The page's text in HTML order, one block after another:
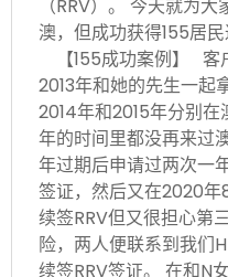
（RRV）。 今天就为
澳，但成功获得155居
【155成功案例】 客
2013年和她的先生一起
2014年和2015年分别
年的时间里都没再来过
年过期后申请过两次一
签证，然后又在2020
续签RRV但又很担心第
险，两人便联系到我们
续签RRV签证。 在和N